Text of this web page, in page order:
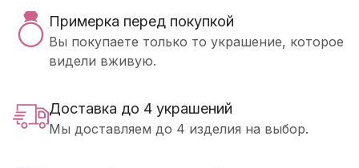
Примерка перед покупкой
Вы покупаете только то украшение, которое
видели вживую.
Доставка до 4 украшений
Мы доставляем до 4 изделия на выбор.